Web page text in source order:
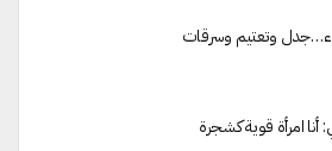
وتعتيم وسرقات
أنا امرأة قوية كشجرة